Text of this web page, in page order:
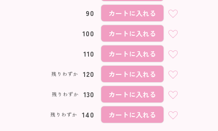
90 カートに入れる
100 カートに入れる
110 カートに入れる
120
残りわずか カートに入れる
130
残りわずか カートに入れる
140
残りわずか カートに入れる